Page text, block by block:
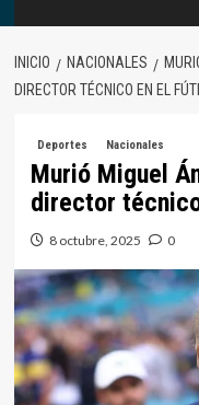
INICIO NACIONALES
DIRECTOR TÉCNICO EN EL
Deportes Nacionales
Murió Miguel
director
8 octubre, 2025 0